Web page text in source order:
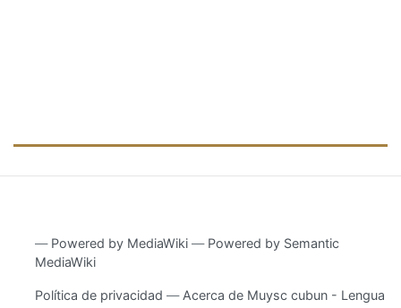
― Powered by MediaWiki ― Powered by Semantic
MediaWiki
Política de privacidad
Acerca de Muysc cubun - Lengua